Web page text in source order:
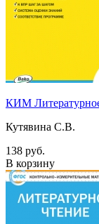
КИМ
Кутявина С.В.
138 руб.
В корзину